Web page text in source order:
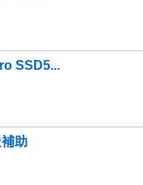
SSD5...
助